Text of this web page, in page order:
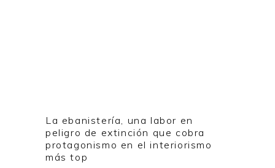
La ebanistería, una labor en
peligro de extinción que cobra
protagonismo en el interiorismo
más top